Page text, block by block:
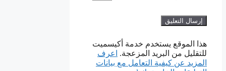
هذا الموقع يستخدم خدمة أكيسميت
للتقليل من البريد المزعجة.
اعرف
المزيد عن كيفية التعامل مع بيانات